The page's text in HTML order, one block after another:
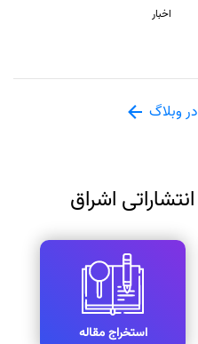
اخبار
وبلاگ
اشراق
استخراج مقاله